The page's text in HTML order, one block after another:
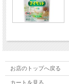
お店のトップへ戻る
カートを見る